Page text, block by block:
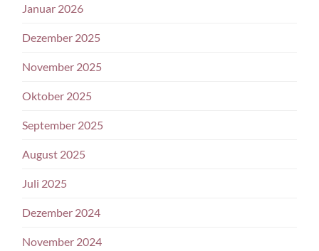
Januar 2026
Dezember 2025
November 2025
Oktober 2025
September 2025
August 2025
Juli 2025
Dezember 2024
November 2024